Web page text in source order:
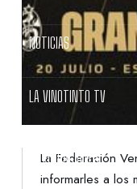
NOTICIAS
LA VINOTINTO TV
NOTIFICACIONES
La Federación
informarles a los